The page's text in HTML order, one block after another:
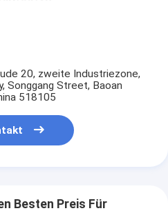
20, zweite Industriezone,
Songgang Street, Baoan
518105
Besten Preis Für